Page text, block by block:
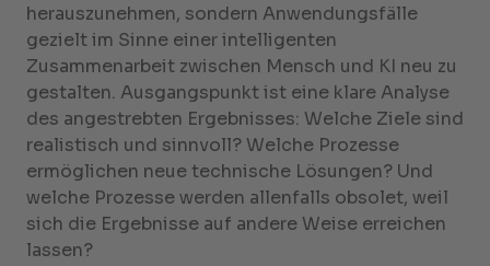
herauszunehmen, sondern Anwendungsfälle
gezielt im Sinne einer intelligenten
Zusammenarbeit zwischen Mensch und KI neu zu
gestalten. Ausgangspunkt ist eine klare Analyse
des angestrebten Ergebnisses: Welche Ziele sind
realistisch und sinnvoll? Welche Prozesse
ermöglichen neue technische Lösungen? Und
welche Prozesse werden allenfalls obsolet, weil
sich die Ergebnisse auf andere Weise erreichen
lassen?